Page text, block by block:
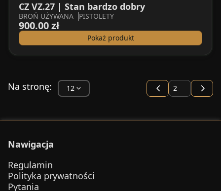
CZ VZ.27 | Stan bardzo dobry
BROŃ UŻYWANA PISTOLETY
900.00 zł
Pokaż produkt
Na stronę:
Nawigacja
Regulamin
Polityka prywatności
Pytania